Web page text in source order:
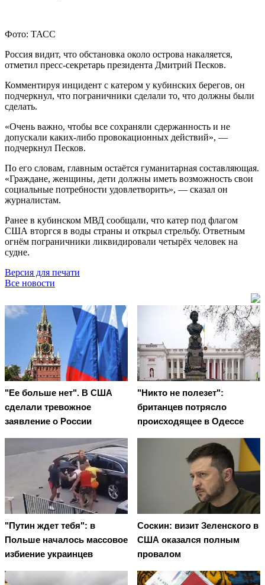
Фото: ТАСС
Россия видит, что обстановка около острова накаляется,
отметил пресс-секретарь президента Дмитрий Песков.
Комментируя инцидент с катером у кубинских берегов, он
подчеркнул, что пограничники сделали то, что должны были
сделать.
«Очень важно, чтобы все сохраняли сдержанность и не
допускали каких-либо провокационных действий», —
подчеркнул Песков.
По его словам, главным остаётся гуманитарная составляющая.
«Граждане, женщины, дети должны иметь возможность свои
социальные потребности удовлетворить», — сказал он
журналистам.
Ранее в кубинском МВД сообщали, что катер под флагом
США вторгся в воды страны и открыл стрельбу. Ответным
огнём пограничники ликвидировали четырёх человек на
судне.
Версия для печати
Все новости
"Ее больше нет". В США
сделали тревожное
заявление о России
"Никто не полезет":
британцев потрясло
происходящее в Одессе
"Путин ждет тебя": в
Польше началось массовое
избиение украинцев
Соскин: визит Зеленского в
США оказался полным
провалом